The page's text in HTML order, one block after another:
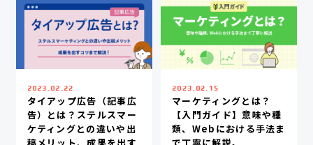
2023.02.22
タイアップ広告（記事広
告）とは？ステルスマー
ケティングとの違いや出
2023.02.15
マーケティングとは？
【入門ガイド】意味や種
類、Webにおける手法ま